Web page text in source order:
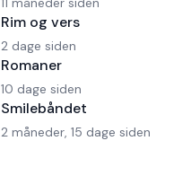
Rim og vers
2 dage siden
Romaner
10 dage siden
Smilebåndet
2 måneder, 15 dage siden